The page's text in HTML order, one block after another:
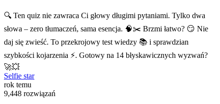
🔍 Ten quiz nie zawraca Ci głowy długimi pytaniami. Tylko dwa
słowa – zero tłumaczeń, sama esencja. 🧠✂️ Brzmi łatwo? 😏 Nie
daj się zwieść. To przekrojowy test wiedzy 📚 i sprawdzian
szybkości kojarzenia ⚡. Gotowy na 14 błyskawicznych wyzwań?
🚀💥
Selfie star
rok temu
9,448 rozwiązań